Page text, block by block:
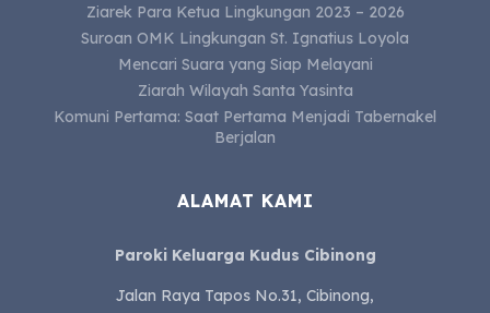
Ziarek Para Ketua Lingkungan 2023 – 2026
Suroan OMK Lingkungan St. Ignatius Loyola
Mencari Suara yang Siap Melayani
Ziarah Wilayah Santa Yasinta
Komuni Pertama: Saat Pertama Menjadi Tabernakel
Berjalan
ALAMAT KAMI
Paroki Keluarga Kudus Cibinong
Jalan Raya Tapos No.31, Cibinong,